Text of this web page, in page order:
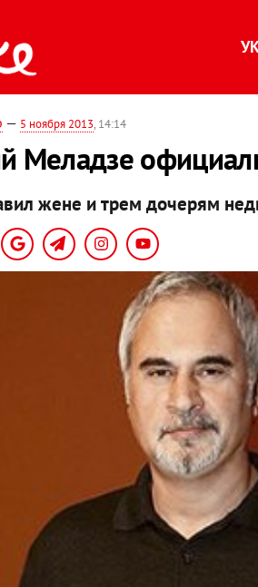
— 5 ноября 2013, 14:14
Меладзе
жене и трем дочерям